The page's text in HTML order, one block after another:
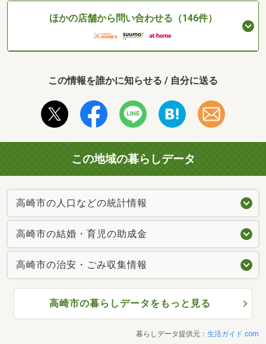
ほかの店舗から問い合わせる（146件）
この情報を誰かに知らせる / 自分に送る
この地域の暮らしデータ
高崎市の人口などの統計情報
高崎市の結婚・育児の助成金
高崎市の治安・ごみ収集情報
高崎市の暮らしデータをもっと見る
暮らしデータ提供元： 生活ガイド.com